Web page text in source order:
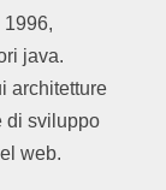
1996,
java.
architetture
di sviluppo
web.